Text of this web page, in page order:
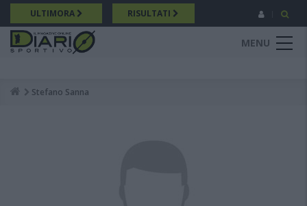
Salta
al
contenuto
principale
ULTIMORA RISULTATI
MENU
Breadcrumb
Stefano Sanna